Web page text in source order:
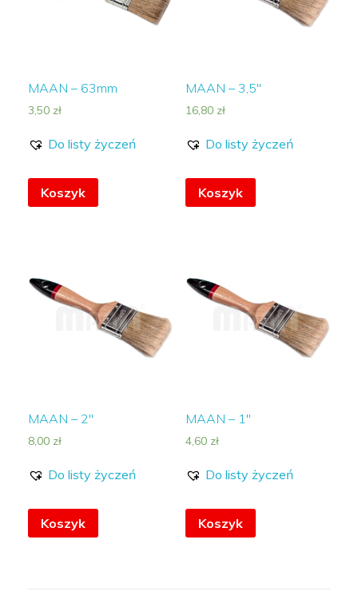
MAAN – 63mm
3,50 zł
Do listy życzeń
Koszyk
MAAN – 3,5″
16,80 zł
Do listy życzeń
Koszyk
MAAN – 2″
8,00 zł
Do listy życzeń
Koszyk
MAAN – 1″
4,60 zł
Do listy życzeń
Koszyk